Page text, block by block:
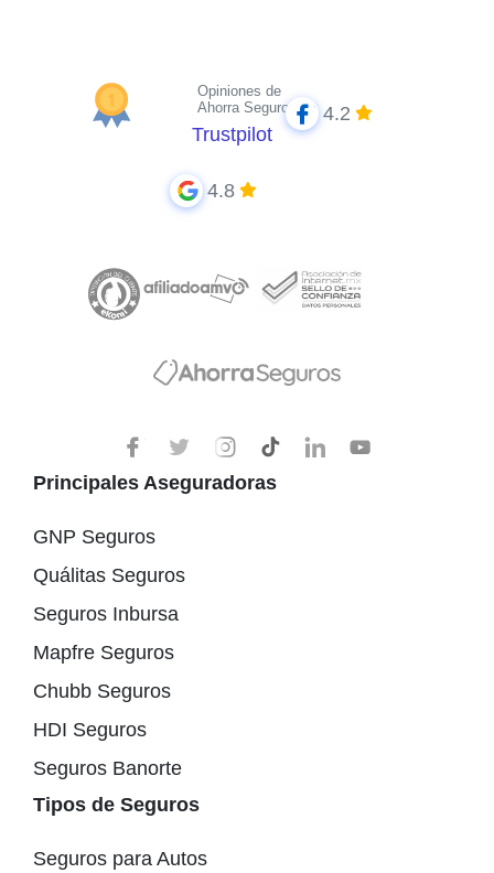
Opiniones de
Ahorra Seguros
Trustpilot
4.2
4.8
Principales Aseguradoras
GNP Seguros
Quálitas Seguros
Seguros Inbursa
Mapfre Seguros
Chubb Seguros
HDI Seguros
Seguros Banorte
Tipos de Seguros
Seguros para Autos